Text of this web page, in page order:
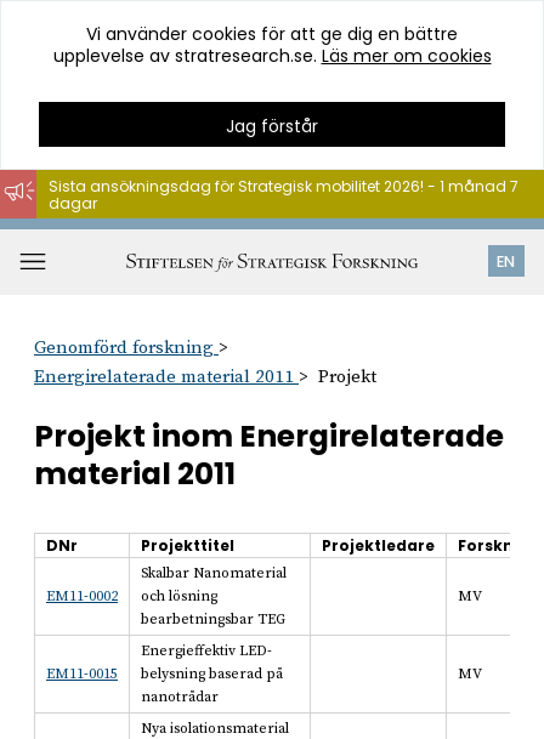
Hoppa
till
innehåll
Vi använder cookies för att ge dig en bättre
upplevelse av stratresearch.se. Läs mer om cookies
Jag förstår
EN
Sista ansökningsdag för Strategisk mobilitet 2026! - 1 månad 7
dagar
Genomförd forskning
Energirelaterade material 2011
Projekt
Projekt inom Energirelaterade
material 2011
DNr Projekttitel Projektledare
EM11-0002
Skalbar Nanomaterial
och lösning
bearbetningsbar TEG
MV
EM11-0015
Energieffektiv LED-
belysning baserad på
nanotrådar
MV
Nya isolationsmaterial